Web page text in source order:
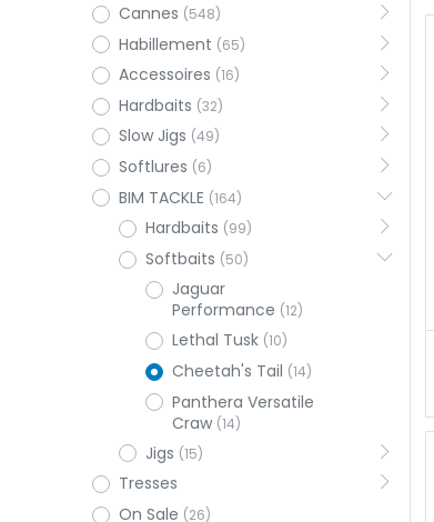
Cannes (548)
Habillement (65)
Accessoires (16)
Hardbaits (32)
Slow Jigs (49)
Softlures (6)
BIM TACKLE (164)
Hardbaits (99)
Softbaits (50)
Jaguar
Performance (12)
Lethal Tusk (10)
Cheetah's Tail (14)
Panthera Versatile
Craw (14)
Jigs (15)
Tresses
On Sale (26)